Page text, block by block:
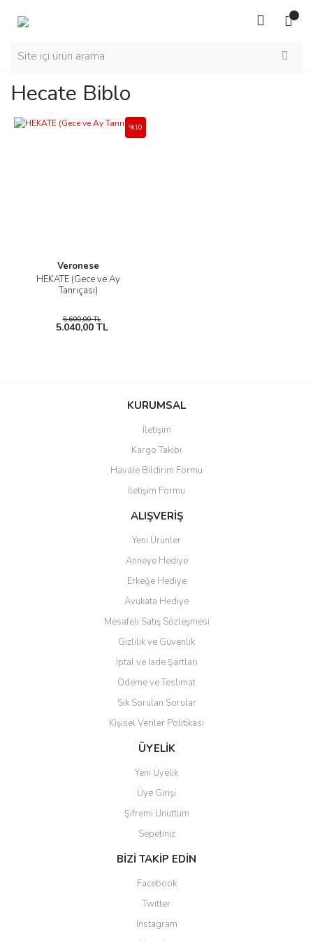
Hecate Biblo
Veronese
HEKATE (Gece ve Ay
Tanrıçası)
%10
5.600,00 TL
5.040,00 TL
KURUMSAL
İletişim
Kargo Takibi
Havale Bildirim Formu
İletişim Formu
ALIŞVERİŞ
Yeni Ürünler
Anneye Hediye
Erkeğe Hediye
Avukata Hediye
Mesafeli Satış Sözleşmesi
Gizlilik ve Güvenlik
İptal ve İade Şartları
Ödeme ve Teslimat
Sık Sorulan Sorular
Kişisel Veriler Politikası
ÜYELİK
Yeni Üyelik
Üye Girişi
Şifremi Unuttum
Sepetiniz
BİZİ TAKİP EDİN
Facebook
Twitter
Instagram